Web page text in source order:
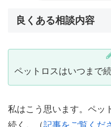
良くある相談内容
ペットロスはいつまで
私はこう思います。ペッ